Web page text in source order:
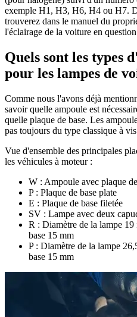
exemple H1, H3, H6, H4 ou H7.
trouverez dans le manuel du
l'éclairage de la voiture en
Quels sont les types
pour les lampes de
Comme nous l'avons déjà
savoir quelle ampoule est
quelle plaque de base. Les
pas toujours du type classique à
Vue d'ensemble des principales
les véhicules à moteur :
W : Ampoule avec plaque
P : Plaque de base plate
E : Plaque de base filetée
SV : Lampe avec deux
R : Diamètre de la lampe
base 15 mm
P : Diamètre de la lampe
base 15 mm